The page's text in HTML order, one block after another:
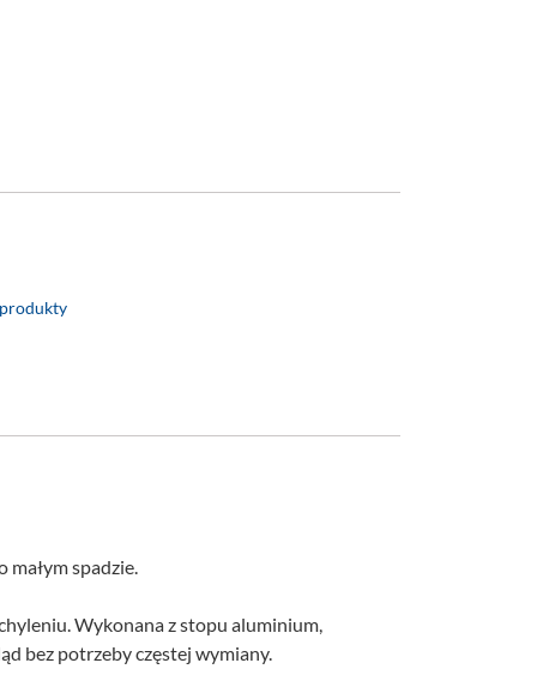
spadzie.
Wykonana z stopu aluminium,
bez potrzeby częstej wymiany.